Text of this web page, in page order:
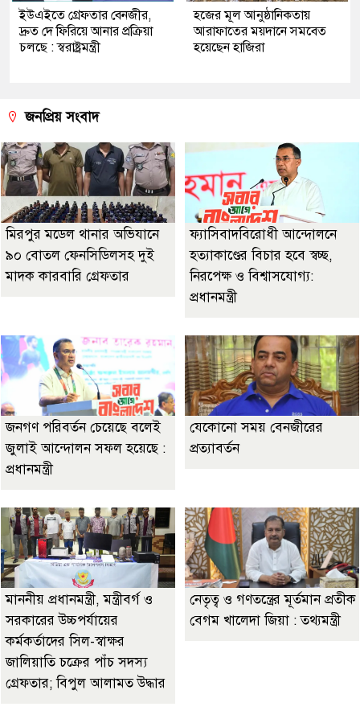
ইউএইতে গ্রেফতার বেনজীর,
দ্রুত দে ফিরিয়ে আনার প্রক্রিয়া
চলছে : স্বরাষ্ট্রমন্ত্রী
হজের মূল আনুষ্ঠানিকতায়
আরাফাতের ময়দানে সমবেত
হয়েছেন হাজিরা
জনপ্রিয় সংবাদ
মিরপুর মডেল থানার অভিযানে
৯০ বোতল ফেনসিডিলসহ দুই
মাদক কারবারি গ্রেফতার
ফ্যাসিবাদবিরোধী আন্দোলনে
হত্যাকাণ্ডের বিচার হবে স্বচ্ছ,
নিরপেক্ষ ও বিশ্বাসযোগ্য:
প্রধানমন্ত্রী
জনগণ পরিবর্তন চেয়েছে বলেই
জুলাই আন্দোলন সফল হয়েছে :
প্রধানমন্ত্রী
যেকোনো সময় বেনজীরের
প্রত্যাবর্তন
মাননীয় প্রধানমন্ত্রী, মন্ত্রীবর্গ ও
সরকারের উচ্চপর্যায়ের
কর্মকর্তাদের সিল-স্বাক্ষর
জালিয়াতি চক্রের পাঁচ সদস্য
গ্রেফতার; বিপুল আলামত উদ্ধার
নেতৃত্ব ও গণতন্ত্রের মূর্তমান প্রতীক
বেগম খালেদা জিয়া : তথ্যমন্ত্রী